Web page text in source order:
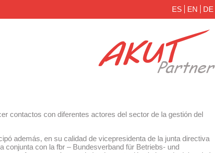
ES EN DE
contactos con diferentes actores del sector de la gestión del
además, en su calidad de vicepresidenta de la junta directiva
conjunta con la fbr – Bundesverband für Betriebs- und